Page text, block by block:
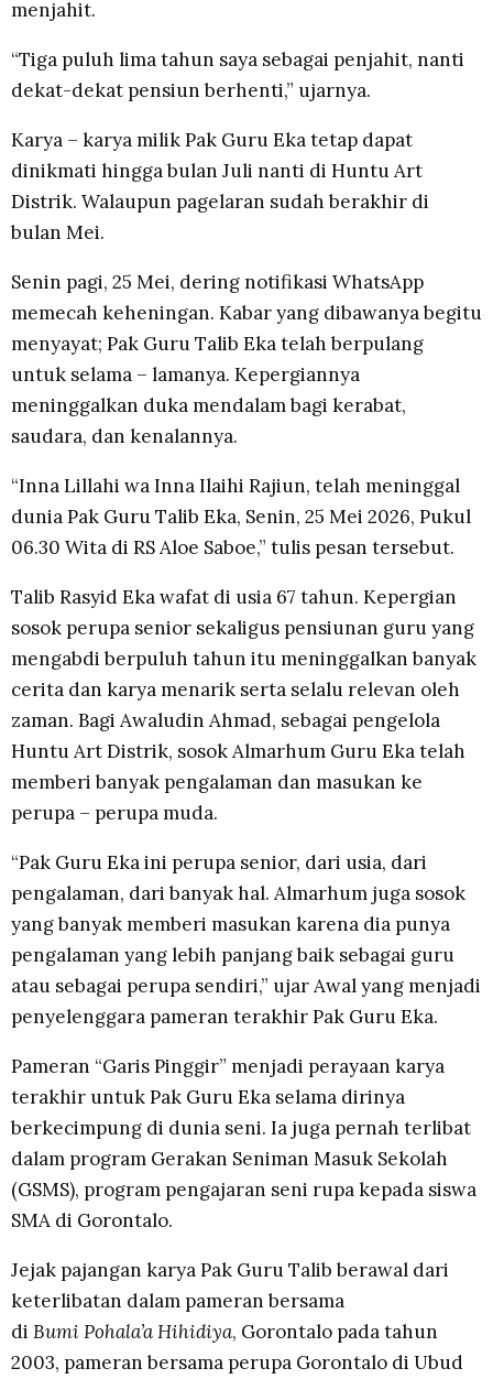
menjahit.
“Tiga puluh lima tahun saya sebagai penjahit, nanti
dekat-dekat pensiun berhenti,” ujarnya.
Karya – karya milik Pak Guru Eka tetap dapat
dinikmati hingga bulan Juli nanti di Huntu Art
Distrik. Walaupun pagelaran sudah berakhir di
bulan Mei.
Senin pagi, 25 Mei, dering notifikasi WhatsApp
memecah keheningan. Kabar yang dibawanya begitu
menyayat; Pak Guru Talib Eka telah berpulang
untuk selama – lamanya. Kepergiannya
meninggalkan duka mendalam bagi kerabat,
saudara, dan kenalannya.
“Inna Lillahi wa Inna Ilaihi Rajiun, telah meninggal
dunia Pak Guru Talib Eka, Senin, 25 Mei 2026, Pukul
06.30 Wita di RS Aloe Saboe,” tulis pesan tersebut.
Talib Rasyid Eka wafat di usia 67 tahun. Kepergian
sosok perupa senior sekaligus pensiunan guru yang
mengabdi berpuluh tahun itu meninggalkan banyak
cerita dan karya menarik serta selalu relevan oleh
zaman. Bagi Awaludin Ahmad, sebagai pengelola
Huntu Art Distrik, sosok Almarhum Guru Eka telah
memberi banyak pengalaman dan masukan ke
perupa – perupa muda.
“Pak Guru Eka ini perupa senior, dari usia, dari
pengalaman, dari banyak hal. Almarhum juga sosok
yang banyak memberi masukan karena dia punya
pengalaman yang lebih panjang baik sebagai guru
atau sebagai perupa sendiri,” ujar Awal yang menjadi
penyelenggara pameran terakhir Pak Guru Eka.
Pameran “Garis Pinggir” menjadi perayaan karya
terakhir untuk Pak Guru Eka selama dirinya
berkecimpung di dunia seni. Ia juga pernah terlibat
dalam program Gerakan Seniman Masuk Sekolah
(GSMS), program pengajaran seni rupa kepada siswa
SMA di Gorontalo.
Jejak pajangan karya Pak Guru Talib berawal dari
keterlibatan dalam pameran bersama
di Bumi Pohala’a Hihidiya, Gorontalo pada tahun
2003, pameran bersama perupa Gorontalo di Ubud